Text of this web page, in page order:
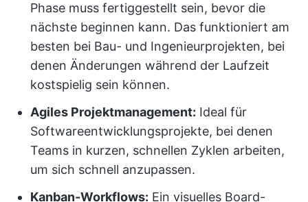
Phase muss fertiggestellt sein, bevor die
nächste beginnen kann. Das funktioniert am
besten bei Bau- und Ingenieurprojekten, bei
denen Änderungen während der Laufzeit
kostspielig sein können.
Agiles Projektmanagement: Ideal für
Softwareentwicklungsprojekte, bei denen
Teams in kurzen, schnellen Zyklen arbeiten,
um sich schnell anzupassen.
Kanban-Workflows: Ein visuelles Board-